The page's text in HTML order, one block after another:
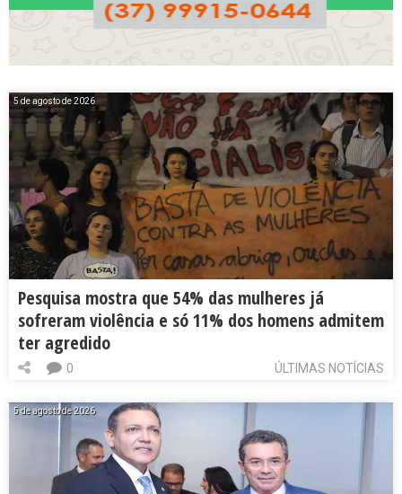
5 de agosto de 2026
Pesquisa mostra que 54% das mulheres já
sofreram violência e só 11% dos homens admitem
ter agredido
ÚLTIMAS NOTÍCIAS
0
5 de agosto de 2026